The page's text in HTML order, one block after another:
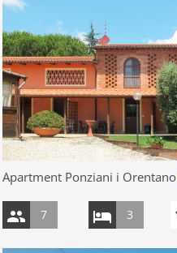
Apartment Ponziani i Orentano
7 3